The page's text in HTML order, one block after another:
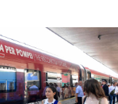
calcio 2026